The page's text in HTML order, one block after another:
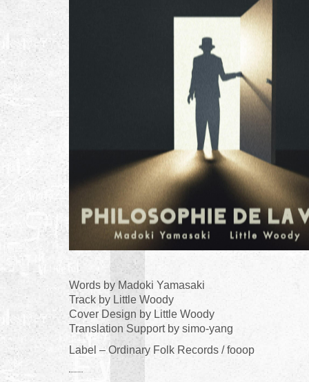
Words by Madoki Yamasaki
Track by Little Woody
Cover Design by Little Woody
Translation Support by simo-yang
Label – Ordinary Folk Records / fooop